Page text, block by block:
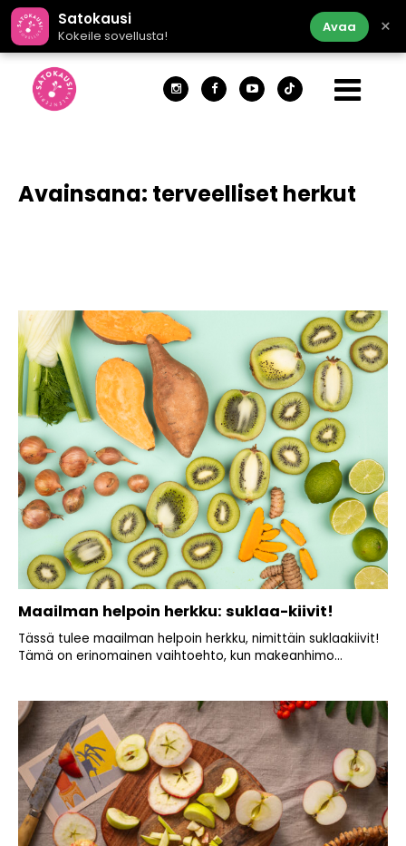
Satokausi
Kokeile sovellusta!
Avaa ×
Avainsana: terveelliset herkut
Maailman helpoin herkku: suklaa-kiivit!
Tässä tulee maailman helpoin herkku, nimittäin suklaakiivit!
Tämä on erinomainen vaihtoehto, kun makeanhimo...